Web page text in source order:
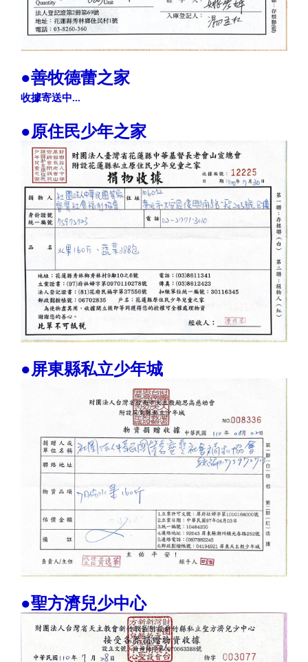
●善牧德蕾之家
收據寄送中...
●原住民少年之家
●屏東縣私立少年城
●聖方濟兒少中心